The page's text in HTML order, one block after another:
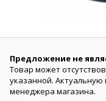
Предложение не
Товар может
указанной.
менеджера магазина.